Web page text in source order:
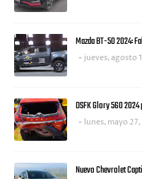
Mazda BT-50 2024:
jueves, agosto
DSFK Glory 560
lunes, mayo
Nuevo Chevrolet